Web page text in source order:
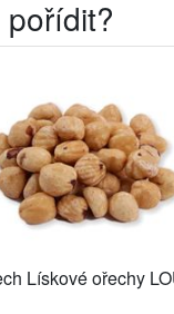
Lískové ořechy